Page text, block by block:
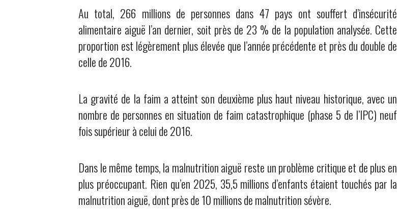
Au total, 266 millions de personnes dans 47 pays ont souffert d’insécurité
alimentaire aiguë l’an dernier, soit près de 23 % de la population analysée. Cette
proportion est légèrement plus élevée que l’année précédente et près du double de
celle de 2016.
La gravité de la faim a atteint son deuxième plus haut niveau historique, avec un
nombre de personnes en situation de faim catastrophique (phase 5 de l’IPC) neuf
fois supérieur à celui de 2016.
Dans le même temps, la malnutrition aiguë reste un problème critique et de plus en
plus préoccupant. Rien qu’en 2025, 35,5 millions d’enfants étaient touchés par la
malnutrition aiguë, dont près de 10 millions de malnutrition sévère.